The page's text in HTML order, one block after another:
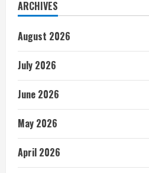
ARCHIVES
August 2026
July 2026
June 2026
May 2026
April 2026